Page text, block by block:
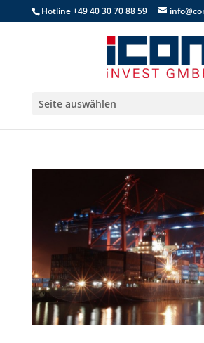
Hotline +49 40 30 70 88 59
Seite auswählen